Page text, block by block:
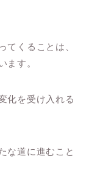
てくることは、
ます。
化を受け入れる
な道に進むこと